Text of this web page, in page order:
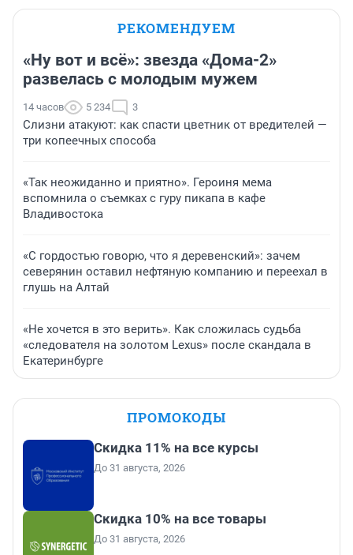
РЕКОМЕНДУЕМ
«Ну вот и всё»: звезда «Дома-2»
развелась с молодым мужем
14 часов 5 234 3
Слизни атакуют: как спасти цветник от вредителей —
три копеечных способа
«Так неожиданно и приятно». Героиня мема
вспомнила о съемках с гуру пикапа в кафе
Владивостока
«С гордостью говорю, что я деревенский»: зачем
северянин оставил нефтяную компанию и переехал в
глушь на Алтай
«Не хочется в это верить». Как сложилась судьба
«следователя на золотом Lexus» после скандала в
Екатеринбурге
ПРОМОКОДЫ
Скидка 11% на все курсы
До 31 августа, 2026
Скидка 10% на все товары
До 31 августа, 2026